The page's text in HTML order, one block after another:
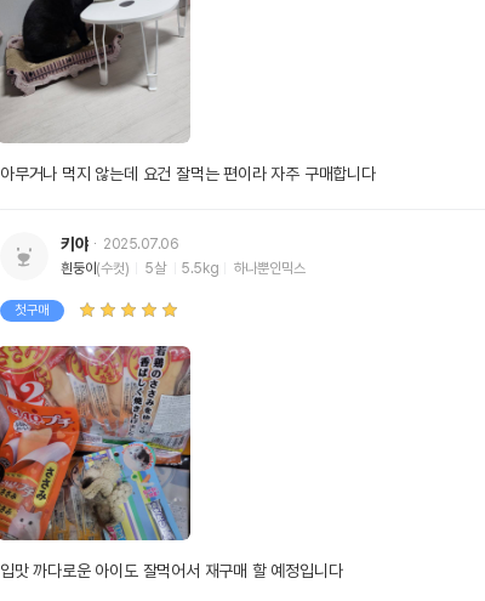
아무거나 먹지 않는데 요건 잘먹는 편이라 자주 구매합니다
키야
2025.07.06
흰둥이(수컷) 5살 5.5kg 하나뿐인믹스
첫구매
입맛 까다로운 아이도 잘먹어서 재구매 할 예정입니다